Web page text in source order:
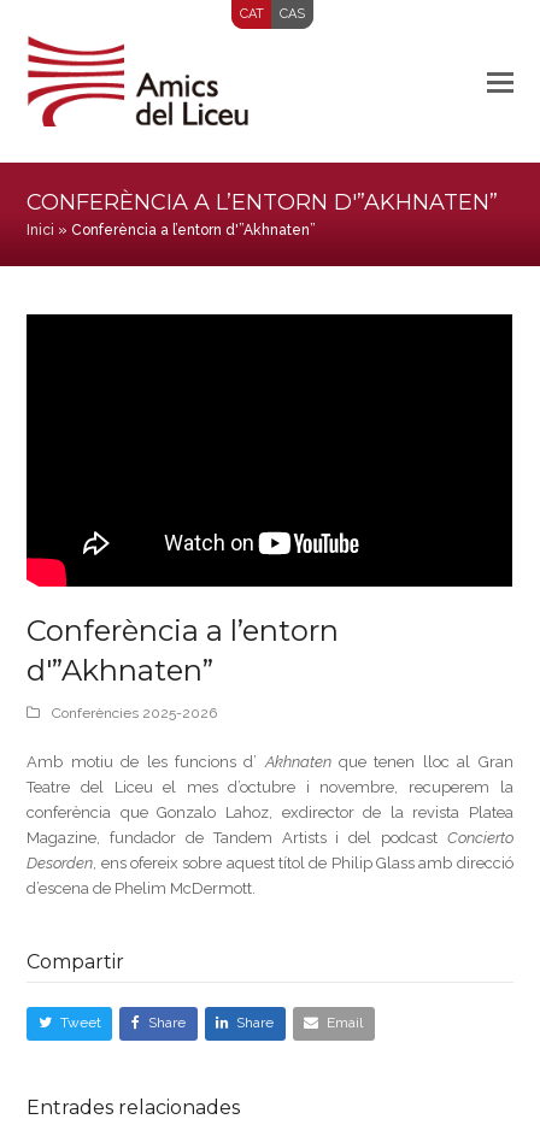
CAT CAS
CONFERÈNCIA A L’ENTORN D'”AKHNATEN”
Inici »Conferència a l’entorn d'”Akhnaten”
Conferència a l’entorn
d'”Akhnaten”
Conferències 2025-2026
Amb motiu de les funcions d’ Akhnatenque tenen lloc al Gran
Teatre del Liceu el mes d’octubre i novembre, recuperem la
conferència que Gonzalo Lahoz, exdirector de la revista Platea
Magazine, fundador de Tandem Artists i del podcast Concierto
Desorden , ens ofereix sobre aquest títol de Philip Glass amb direcció
d’escena de Phelim McDermott.
Compartir
Tweet Share Share Email
Entrades relacionades